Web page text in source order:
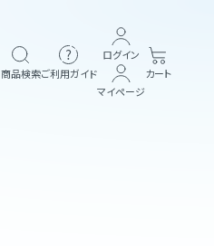
商品検索ご利用ガイド
ログイン
マイページ
カート